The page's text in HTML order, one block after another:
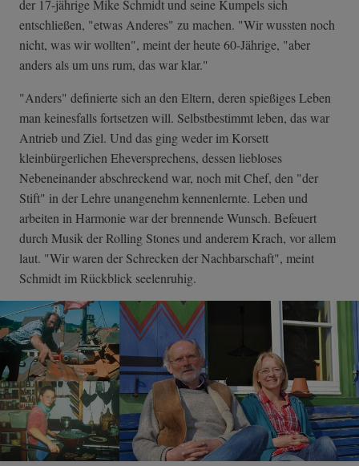
der 17-jährige Mike Schmidt und seine Kumpels sich
entschließen, "etwas Anderes" zu machen. "Wir wussten noch
nicht, was wir wollten", meint der heute 60-Jährige, "aber
anders als um uns rum, das war klar."
"Anders" definierte sich an den Eltern, deren spießiges Leben
man keinesfalls fortsetzen will. Selbstbestimmt leben, das war
Antrieb und Ziel. Und das ging weder im Korsett
kleinbürgerlichen Eheversprechens, dessen liebloses
Nebeneinander abschreckend war, noch mit Chef, den "der
Stift" in der Lehre unangenehm kennenlernte. Leben und
arbeiten in Harmonie war der brennende Wunsch. Befeuert
durch Musik der Rolling Stones und anderem Krach, vor allem
laut. "Wir waren der Schrecken der Nachbarschaft", meint
Schmidt im Rückblick seelenruhig.